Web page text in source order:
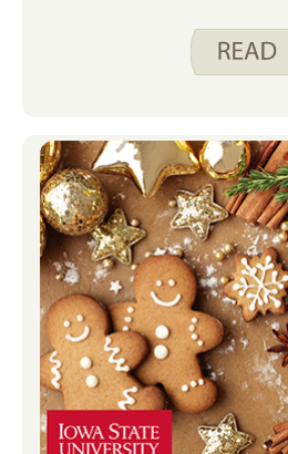
的衣服”。 现在我家里有两
要的是要让我的家人在冬天